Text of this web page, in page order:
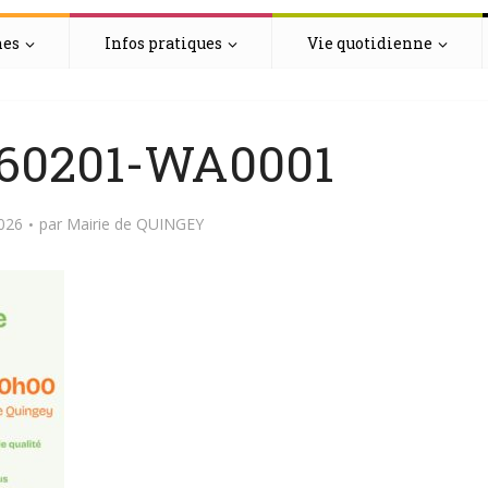
Infos pratiques Vie quotidienne
WA0001
par Mairie de QUINGEY